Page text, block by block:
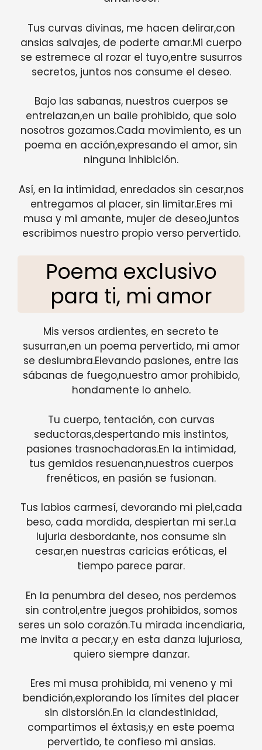
Tus curvas divinas, me hacen delirar,con
ansias salvajes, de poderte amar.Mi cuerpo
se estremece al rozar el tuyo,entre susurros
secretos, juntos nos consume el deseo.
Bajo las sabanas, nuestros cuerpos se
entrelazan,en un baile prohibido, que solo
nosotros gozamos.Cada movimiento, es un
poema en acción,expresando el amor, sin
ninguna inhibición.
Así, en la intimidad, enredados sin cesar,nos
entregamos al placer, sin limitar.Eres mi
musa y mi amante, mujer de deseo,juntos
escribimos nuestro propio verso pervertido.
Poema exclusivo
para ti, mi amor
Mis versos ardientes, en secreto te
susurran,en un poema pervertido, mi amor
se deslumbra.Elevando pasiones, entre las
sábanas de fuego,nuestro amor prohibido,
hondamente lo anhelo.
Tu cuerpo, tentación, con curvas
seductoras,despertando mis instintos,
pasiones trasnochadoras.En la intimidad,
tus gemidos resuenan,nuestros cuerpos
frenéticos, en pasión se fusionan.
Tus labios carmesí, devorando mi piel,cada
beso, cada mordida, despiertan mi ser.La
lujuria desbordante, nos consume sin
cesar,en nuestras caricias eróticas, el
tiempo parece parar.
En la penumbra del deseo, nos perdemos
sin control,entre juegos prohibidos, somos
seres un solo corazón.Tu mirada incendiaria,
me invita a pecar,y en esta danza lujuriosa,
quiero siempre danzar.
Eres mi musa prohibida, mi veneno y mi
bendición,explorando los límites del placer
sin distorsión.En la clandestinidad,
compartimos el éxtasis,y en este poema
pervertido, te confieso mi ansias.